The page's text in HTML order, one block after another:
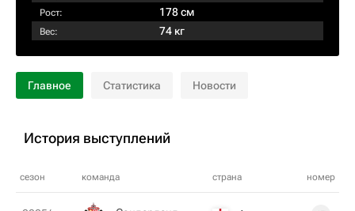
Рост: 178 см
Вес: 74 кг
Главное Статистика Новости
История выступлений
сезон команда страна номер